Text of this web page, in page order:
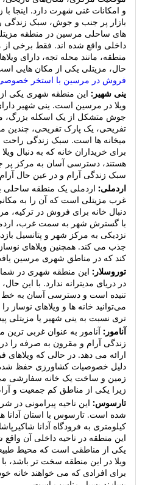
و امکانات غنی شهرت دارد. اینجا
بازار پر جنب و جوش، سبک زندگی
های ساحلی مرسین در منطقه
داخلی واقع شده اند. فقط برخی از
منطقه، مانند محله تجه، دارای
حال، مزیتلی یکی از مکان هایی
فروش در مرسین با استخر
ینی شهیر: این منطقه شهری یکی از
ویلا در مرسین است. ینی شهیر
جوش متشکل از یک اسکله بزرگ،
تفریحی، یک پارک تفریحی، چندین
میخانه‌ ها است. سبک زندگی راحت و
برای خریداران خانه که به دنبال
هستند، دسترسی آسان به مرکز
سبک زندگی آرام و در عین حال
اردملی: اردملی یک منطقه ساحلی
غرب مزیتلی است که آن را به
دنبال خانه برای فروش در ترکیه،
با گسترش شهر به سمت غرب،
نزدیکی به مرکز شهر و پتانسیل
جذب می کند. همچنین ویلاهای نوساز
کند که در مناطق شهری مرسین
توروسلار: این منطقه شهری در
در دریای مدیترانه ندارد. با این
تنیده است و دسترسی آسان به
می‌توانید خانه‌ ها و ویلاهای نوساز
تری نسبت به ینی‌ شهیر یا مزیتلی
آنامور:آنامور به عنوان غربی
زندگی آرام و مقرون به صرفه را در
ارائه می دهد. در حالی که ویلاهای
دلیل خصوصیات کشاورزی حفظ شده
زمین و ساخت یک خانه سفارشی می
زیرا یکی از مناطق کم جمعیت و
تارسوس: این ناحیه پیرامونی در
کیلومتری به فرودگاه آدانا
این منطقه در ناحیه داخلی آن
یکی از مناطقی است که محیط
ویلا در این منطقه سخت تر باشد،
برای افرادی که می خواهند خانه
بسازند بسیار مناسب است.